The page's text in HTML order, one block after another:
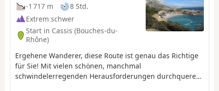
-1 717 m
8 Std.
Extrem schwer
Start in Cassis (Bouches-du-
Rhône)
Ergehene Wanderer, diese Route ist genau das Richtige
für Sie! Mit vielen schönen, manchmal
schwindelerregenden Herausforderungen durchqueren